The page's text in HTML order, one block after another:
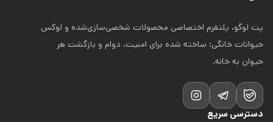
پت لوگو، پلتفرم اختصاصی محصولات شخصی‌سازی‌شده و لوکس
حیوانات خانگی؛ ساخته شده برای امنیت، دوام و بازگشت هر
حیوان به خانه.
دسترسی سریع